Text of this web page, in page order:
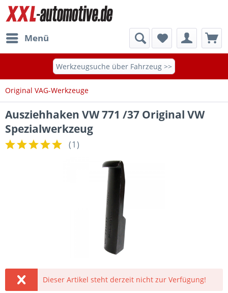
Menü
Werkzeugsuche über Fahrzeug >>
Original VAG-Werkzeuge
Ausziehhaken VW 771 /37 Original VW
Spezialwerkzeug
(1)
Dieser Artikel steht derzeit nicht zur Verfügung!